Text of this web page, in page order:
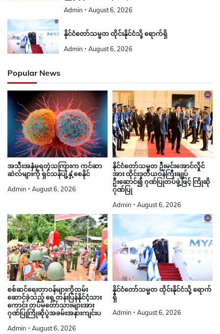
Admin August 6, 2026
နိုင်ငံတော်သမ္မတ ထိုင်းနိုင်ငံသို့ ရောက်ရှိ
Admin August 6, 2026
Popular News
အသီးအနှံမှရတဲ့သကြားက ကင်ဆာ
ဆဲလ်များကို ရှင်သန်ပျံ့နှံ့စေနိုင်
Admin August 6, 2026
နိုင်ငံတော်သမ္မတ ဦးမင်းအောင်လှိုင်
အား ထိုင်းဒုတိယဝန်ကြီးချုပ်
ဦးဆောင်၍ ဂုဏ်ပြုတပ်ဖွဲ့ဖြင့် ကြိုဆို
ဂုဏ်ပြု
Admin August 6, 2026
စစ်ဆင်ရေးတာဝန်များကိုထမ်း
ဆောင်ခဲ့သည့် ရှေ့တန်းပြန်နိုင်ငံ့သား
ကောင်း တပ်မတော်သားများအား
ဂုဏ်ပြုကြိုဆိုပွဲအခမ်းအနားကျင်းပ
Admin August 6, 2026
နိုင်ငံတော်သမ္မတ ထိုင်းနိုင်ငံသို့ ရောက်
ရှိ
Admin August 6, 2026